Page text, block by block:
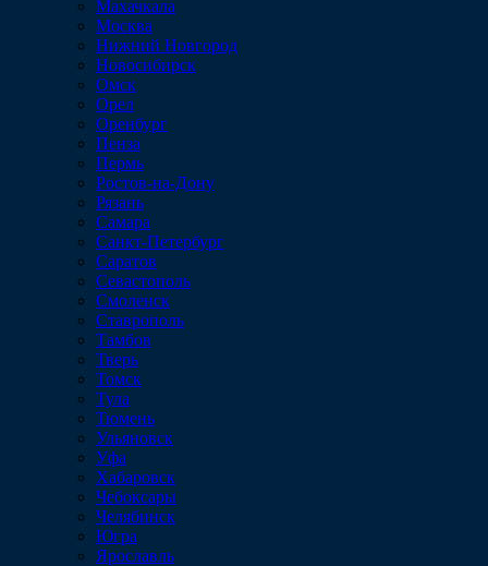
Махачкала
Москва
Нижний Новгород
Новосибирск
Омск
Орел
Оренбург
Пенза
Пермь
Ростов-на-Дону
Рязань
Самара
Санкт-Петербург
Саратов
Севастополь
Смоленск
Ставрополь
Тамбов
Тверь
Томск
Тула
Тюмень
Ульяновск
Уфа
Хабаровск
Чебоксары
Челябинск
Югра
Ярославль